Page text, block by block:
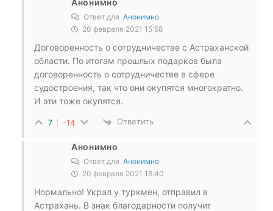
Анонимно
Ответ для Анонимно
20 февраля 2021 15:58
Договоренность о сотрудничестве с Астраханской
области. По итогам прошлых подарков была
договоренность о сотрудничестве в сфере
судостроения, так что они окупятся многократно.
И эти тоже окупятся.
7 -14 Ответить
Анонимно
Ответ для Анонимно
20 февраля 2021 18:40
Нормально! Украл у туркмен, отправил в
Астрахань. В знак благодарности получит